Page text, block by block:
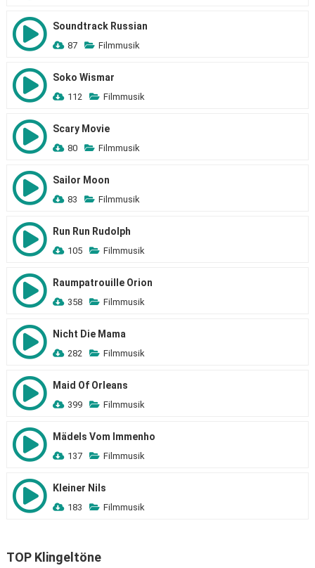
Soundtrack Russian
87 Filmmusik
Soko Wismar
112 Filmmusik
Scary Movie
80 Filmmusik
Sailor Moon
83 Filmmusik
Run Run Rudolph
105 Filmmusik
Raumpatrouille Orion
358 Filmmusik
Nicht Die Mama
282 Filmmusik
Maid Of Orleans
399 Filmmusik
Mädels Vom Immenho
137 Filmmusik
Kleiner Nils
183 Filmmusik
TOP Klingeltöne